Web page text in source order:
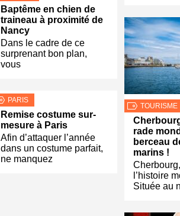
Baptême en chien de
traineau à proximité de
Nancy
Dans le cadre de ce
surprenant bon plan,
vous
PARIS
Remise costume sur-
mesure à Paris
Afin d’attaquer l’année
dans un costume parfait,
ne manquez
TOURISME
rade
berceau
marins !
l’histoire
Située au